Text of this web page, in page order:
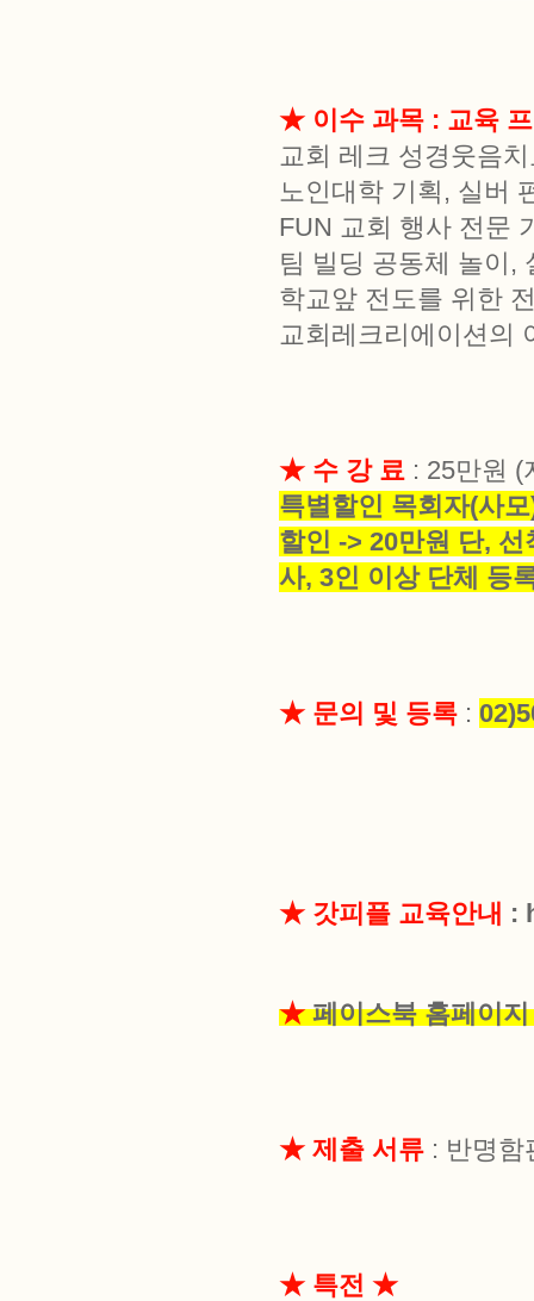
★ 이수 과목 : 교육
교회 레크 성경웃음
노인대학 기획, 실버
FUN 교회 행사 전문
팀 빌딩 공동체 놀이,
학교앞 전도를 위한
교회레크리에이션의
★ 수 강 료 : 25만원 (
특별할인 목회자(사
할인 -> 20만원 단,
사, 3인 이상 단체 등
★ 문의 및 등록 :
★ 갓피플 교육안내 :
★페이스북 홈페이
★ 제출 서류 : 반명함
★ 특전 ★